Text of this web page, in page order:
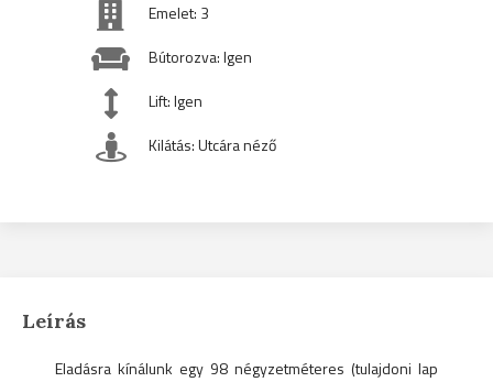
Emelet: 3
Bútorozva: Igen
Lift: Igen
Kilátás: Utcára néző
Leírás
Eladásra kínálunk egy 98 négyzetméteres (tulajdoni lap